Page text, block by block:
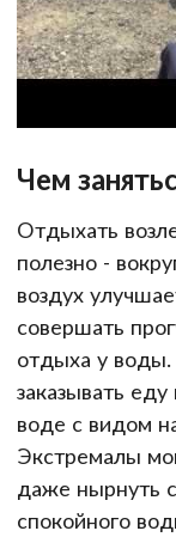
Чем
Отдыхать
полезно -
воздух
совершать
отдыха у воды.
заказывать еду
воде с видом
Экстремалы
даже нырнуть
спокойного